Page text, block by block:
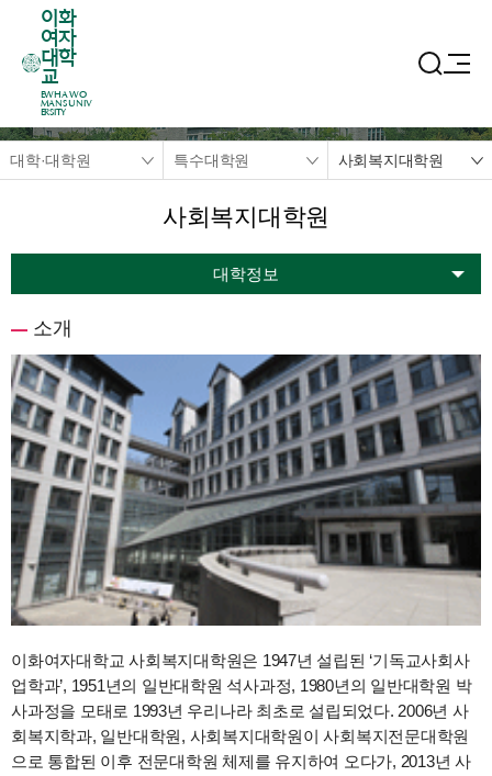
이화
여자
대학
교
EWHA WO
MANS UNIV
ERSITY
대학·대학원 특수대학원 사회복지대학원
사회복지대학원
대학정보
소개
이화여자대학교 사회복지대학원은 1947년 설립된 ‘기독교사회사
업학과’, 1951년의 일반대학원 석사과정, 1980년의 일반대학원 박
사과정을 모태로 1993년 우리나라 최초로 설립되었다. 2006년 사
회복지학과, 일반대학원, 사회복지대학원이 사회복지전문대학원
으로 통합된 이후 전문대학원 체제를 유지하여 오다가, 2013년 사